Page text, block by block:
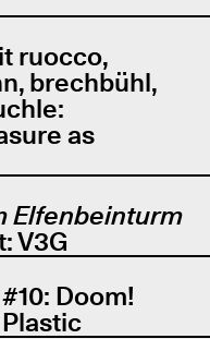
ruocco,
brechbühl,
as
Elfenbeinturm
V3G
Doom!